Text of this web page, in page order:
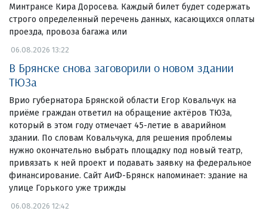
Минтрансе Кира Доросева. Каждый билет будет содержать
строго определенный перечень данных, касающихся оплаты
проезда, провоза багажа или
06.08.2026 13:22
В Брянске снова заговорили о новом здании
ТЮЗа
Врио губернатора Брянской области Егор Ковальчук на
приёме граждан ответил на обращение актёров ТЮЗа,
который в этом году отмечает 45-летие в аварийном
здании. По словам Ковальчука, для решения проблемы
нужно окончательно выбрать площадку под новый театр,
привязать к ней проект и подавать заявку на федеральное
финансирование. Сайт АиФ-Брянск напоминает: здание на
улице Горького уже трижды
06.08.2026 12:42